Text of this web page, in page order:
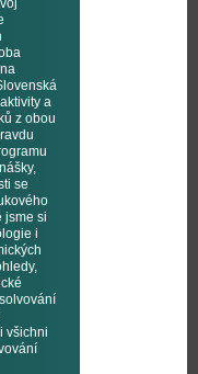
a
z obou
se
jsme si
i
všichni